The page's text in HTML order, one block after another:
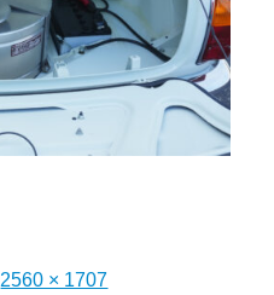
2560 × 1707